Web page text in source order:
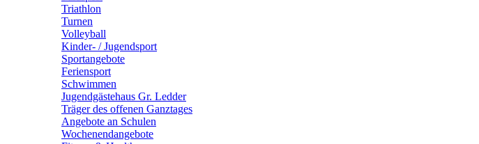
Triathlon
Turnen
Volleyball
Kinder- / Jugendsport
Sportangebote
Feriensport
Schwimmen
Jugendgästehaus Gr. Ledder
Träger des offenen Ganztages
Angebote an Schulen
Wochenendangebote